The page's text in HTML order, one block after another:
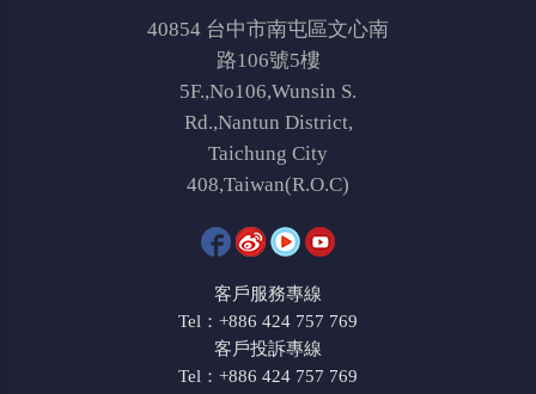
40854 台中市南屯區文心南
路106號5樓
5F.,No106,Wunsin S.
Rd.,Nantun District,
Taichung City
408,Taiwan(R.O.C)
客戶服務專線
Tel：+886 424 757 769
客戶投訴專線
Tel：+886 424 757 769